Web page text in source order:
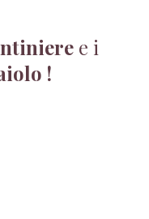
e i
!